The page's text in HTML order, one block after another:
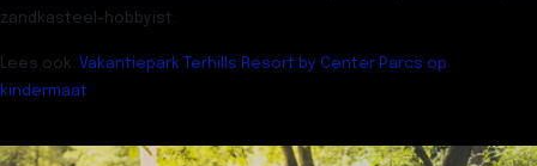
zandkasteel-hobbyist.
Lees ook: Vakantiepark Terhills Resort by Center Parcs op
kindermaat